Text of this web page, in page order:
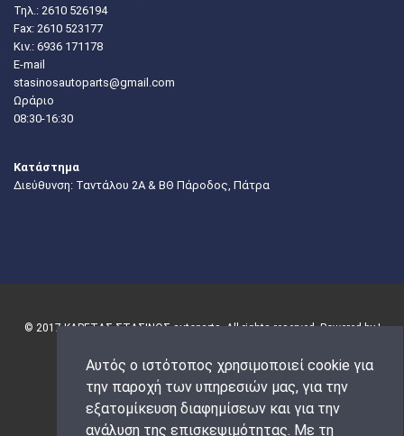
Αυτός ο ιστότοπος χρησιμοποιεί cookie για
την παροχή των υπηρεσιών μας, για την
εξατομίκευση διαφημίσεων και για την
ανάλυση της επισκεψιμότητας. Με τη
Τηλ.: 2610 526194
Fax: 2610 523177
Κιν.: 6936 171178
E-mail
stasinosautoparts@gmail.com
Ωράριο
08:30-16:30
Κατάστημα
Διεύθυνση: Ταντάλου 2Α & ΒΘ Πάροδος, Πάτρα
© 2017 ΚΑΡΕΤΑΣ-ΣΤΑΣΙΝΟΣ autoparts. All rights reserved. Powered by |